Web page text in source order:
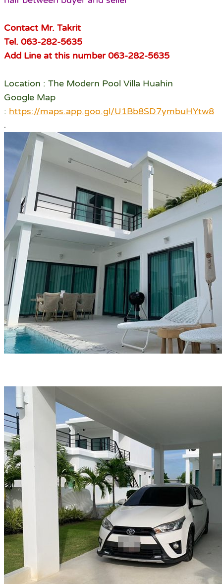
Contact Mr. Takrit
Tel. 063-282-5635
Add Line at this number 063-282-5635
Location : The Modern Pool Villa Huahin
Google Map
: https://maps.app.goo.gl/U1Bb8SD7ymbuHYtw8
.